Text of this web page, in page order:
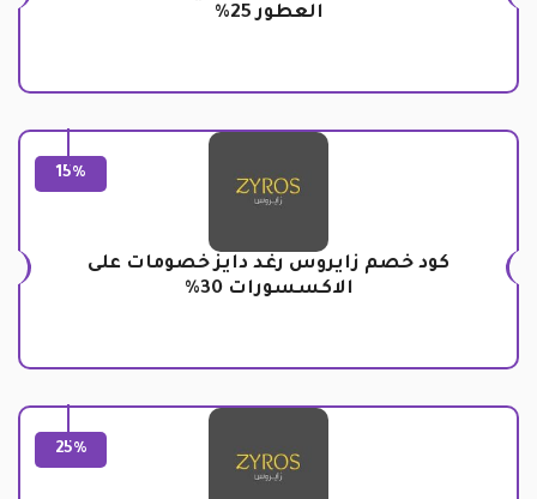
العطور 25%
15%
كود خصم زايروس رغد دايز خصومات على
الاكسسورات 30%
25%